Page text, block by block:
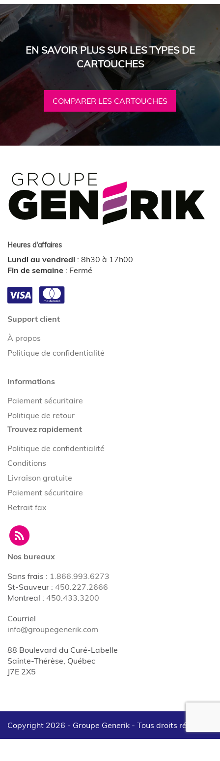
EN SAVOIR PLUS SUR LES TYPES DE
CARTOUCHES
COMPARER LES CARTOUCHES
Heures d'affaires
Lundi au vendredi : 8h30 à 17h00
Fin de semaine : Fermé
Support client
À propos
Politique de confidentialité
Informations
Paiement sécuritaire
Politique de retour
Trouvez rapidement
Politique de confidentialité
Conditions
Livraison gratuite
Paiement sécuritaire
Retrait fax
Nos bureaux
Sans frais : 1.866.993.6273
St-Sauveur : 450.227.2666
Montreal : 450.433.3200
Courriel
info@groupegenerik.com
88 Boulevard du Curé-Labelle
Sainte-Thérèse, Québec
J7E 2X5
Copyright 2026 - Groupe Generik - Tous droits réservés